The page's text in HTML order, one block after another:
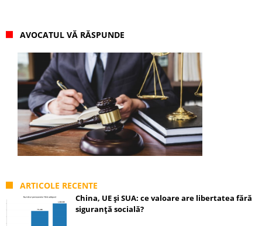
AVOCATUL VĂ RĂSPUNDE
ARTICOLE RECENTE
China, UE și SUA: ce valoare are libertatea fără
siguranță socială?